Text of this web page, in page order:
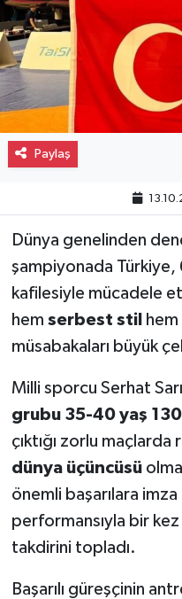
Paylaş
Dünya genelinden
şampiyonada
kafilesiyle mücadele
hem serbest stil
müsabakaları büyük
Milli sporcu Serhat
grubu 35-40 yaş
çıktığı zorlu
dünya üçüncüsü
önemli başarılara imza
performansıyla bir kez
takdirini topladı.
Başarılı güreşçinin
Eğitim